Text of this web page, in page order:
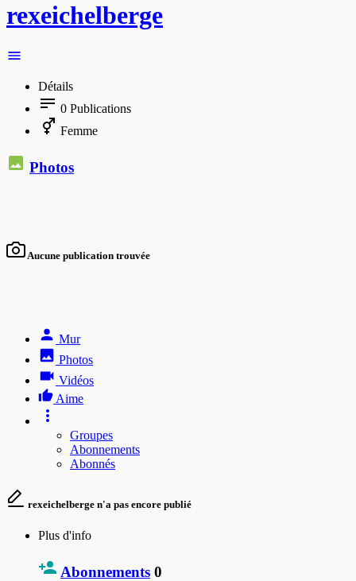
rexeichelberge
Détails
0 Publications
Femme
Photos
Aucune publication trouvée
Mur
Photos
Vidéos
Aime
Groupes
Abonnements
Abonnés
rexeichelberge n'a pas encore publié
Plus d'info
Abonnements 0